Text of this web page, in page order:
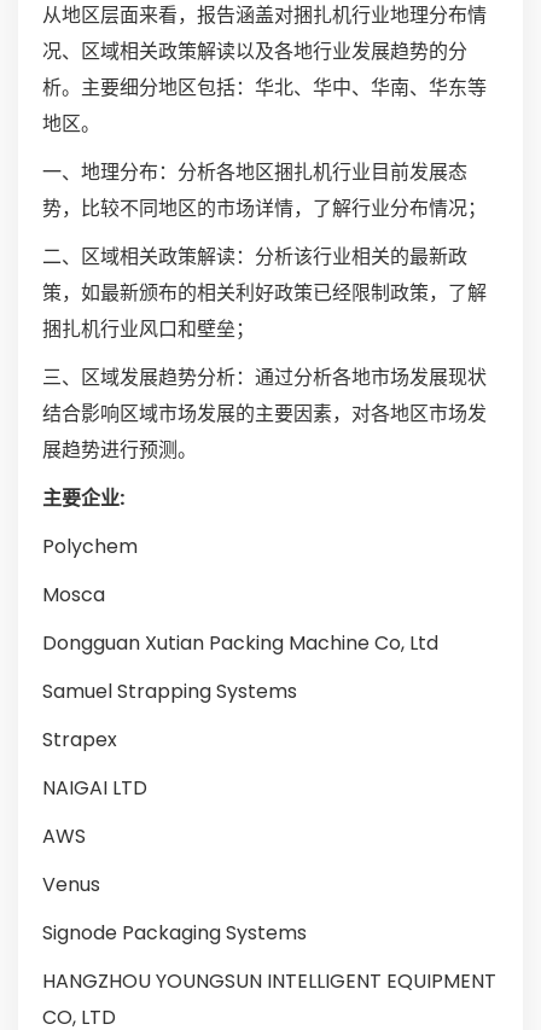
从地区层面来看，报告涵盖对捆扎机行业地理分布情
况、区域相关政策解读以及各地行业发展趋势的分
析。主要细分地区包括：华北、华中、华南、华东等
地区。
一、地理分布：分析各地区捆扎机行业目前发展态
势，比较不同地区的市场详情，了解行业分布情况；
二、区域相关政策解读：分析该行业相关的最新政
策，如最新颁布的相关利好政策已经限制政策，了解
捆扎机行业风口和壁垒；
三、区域发展趋势分析：通过分析各地市场发展现状
结合影响区域市场发展的主要因素，对各地区市场发
展趋势进行预测。
主要企业:
Polychem
Mosca
Dongguan Xutian Packing Machine Co, Ltd
Samuel Strapping Systems
Strapex
NAIGAI LTD
AWS
Venus
Signode Packaging Systems
HANGZHOU YOUNGSUN INTELLIGENT EQUIPMENT
CO, LTD